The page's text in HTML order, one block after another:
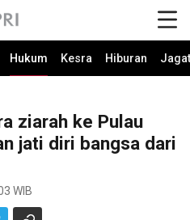
Hukum Kesra Hiburan Jagat
ziarah ke Pulau
jati diri bangsa dari
WIB